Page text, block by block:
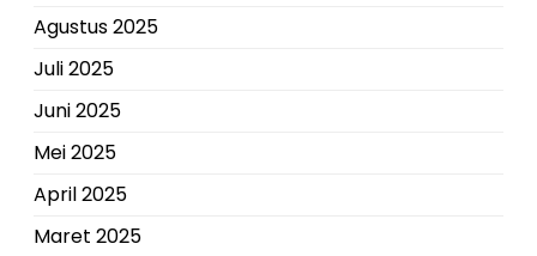
Agustus 2025
Juli 2025
Juni 2025
Mei 2025
April 2025
Maret 2025